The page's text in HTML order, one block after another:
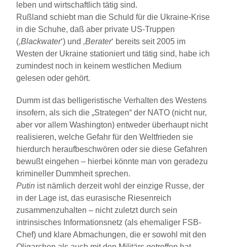
leben und wirtschaftlich tätig sind.
Rußland schiebt man die Schuld für die Ukraine-Krise
in die Schuhe, daß aber private US-Truppen
(‚Blackwater‘) und ‚Berater‘ bereits seit 2005 im
Westen der Ukraine stationiert und tätig sind, habe ich
zumindest noch in keinem westlichen Medium
gelesen oder gehört.
Dumm ist das belligeristische Verhalten des Westens
insofern, als sich die „Strategen“ der NATO (nicht nur,
aber vor allem Washington) entweder überhaupt nicht
realisieren, welche Gefahr für den Weltfrieden sie
hierdurch heraufbeschwören oder sie diese Gefahren
bewußt eingehen – hierbei könnte man von geradezu
krimineller Dummheit sprechen.
Putin ist nämlich derzeit wohl der einzige Russe, der
in der Lage ist, das eurasische Riesenreich
zusammenzuhalten – nicht zuletzt durch sein
intrinsisches Informationsnetz (als ehemaliger FSB-
Chef) und klare Abmachungen, die er sowohl mit den